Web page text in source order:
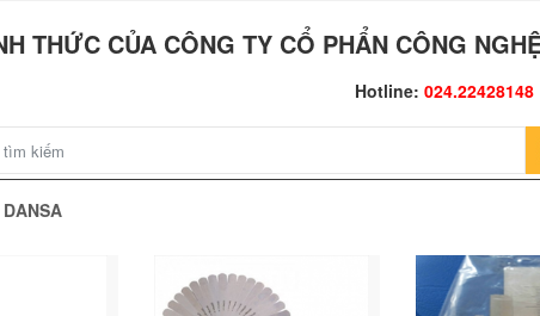
THỨC CỦA CÔNG TY CỔ PHẨN CÔNG
Hotline: 024.22428148